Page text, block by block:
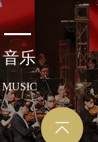
音乐
MUSIC